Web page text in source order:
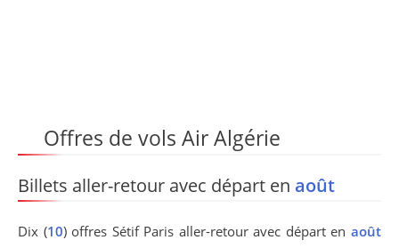
Offres de vols Air Algérie
Billets aller-retour avec départ en août
Dix (10) offres Sétif Paris aller-retour avec départ enaoût